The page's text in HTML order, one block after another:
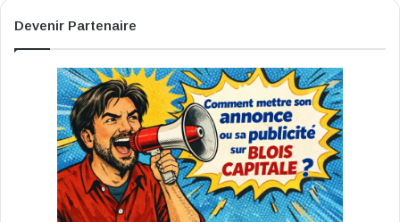
Devenir Partenaire